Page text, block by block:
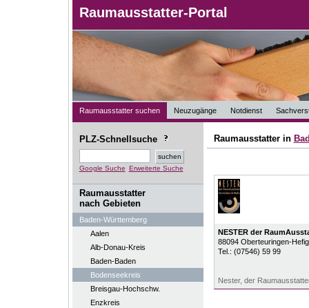
Raumausstatter-Portal
Raumausstatter suchen Neuzugänge Notdienst
PLZ-Schnellsuche
Google Suche Erweiterte Suche
Raumausstatter
nach Gebieten
Baden-Württemberg
Aalen
Alb-Donau-Kreis
Baden-Baden
Bodenseekreis
Breisgau-Hochschw.
Enzkreis
Raumausstatter in
NESTER der
88094 Oberteuringen-
Tel.: (07546) 59 99
Nester, der